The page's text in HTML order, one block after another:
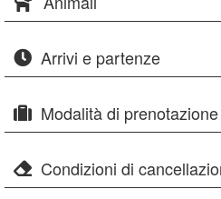
Arrivi e partenze
Modalità di prenotazione
Condizioni di